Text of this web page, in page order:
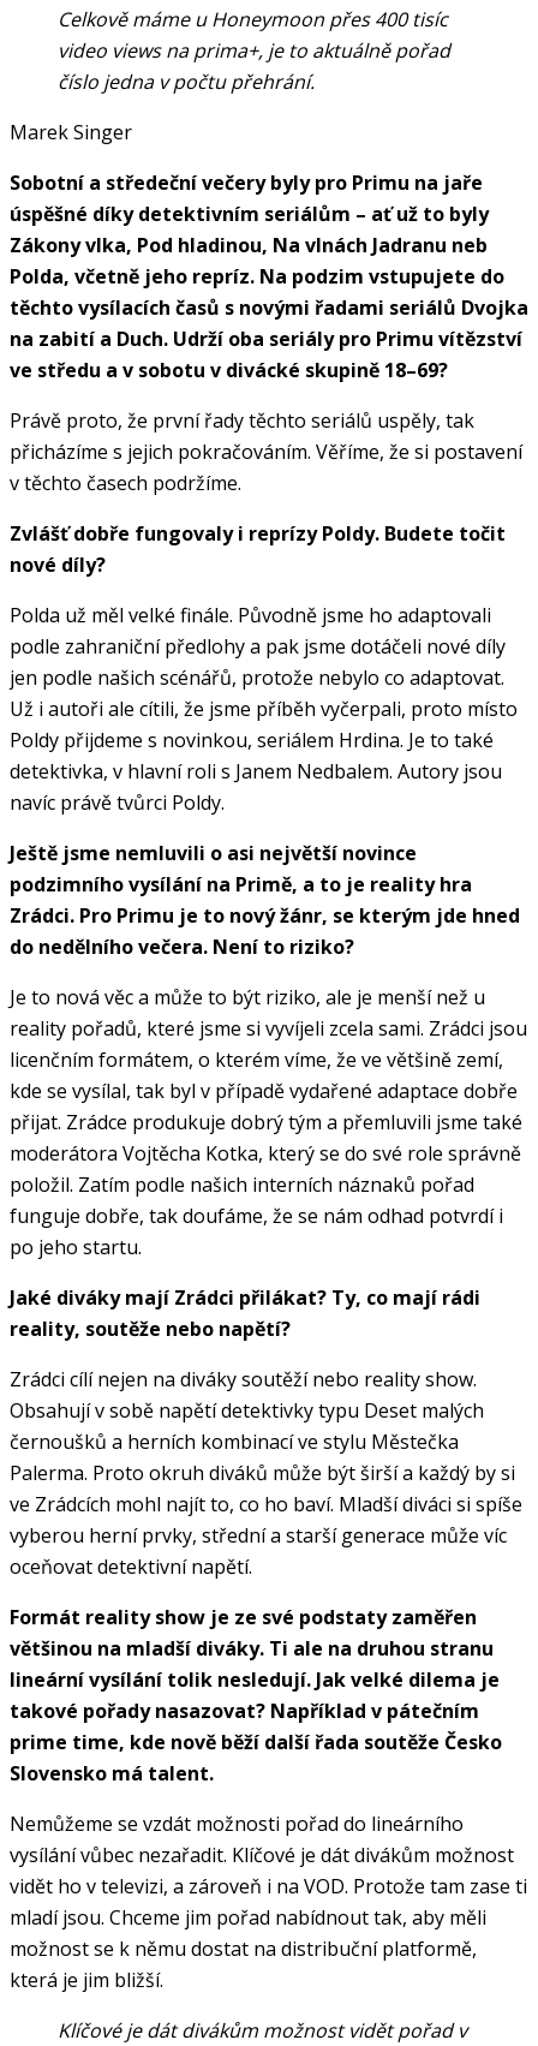
Celkově máme u Honeymoon přes 400 tisíc
video views na prima+, je to aktuálně pořad
číslo jedna v počtu přehrání.
Marek Singer
Sobotní a středeční večery byly pro Primu na jaře
úspěšné díky detektivním seriálům – ať už to byly
Zákony vlka, Pod hladinou, Na vlnách Jadranu neb
Polda, včetně jeho repríz. Na podzim vstupujete do
těchto vysílacích časů s novými řadami seriálů Dvojka
na zabití a Duch. Udrží oba seriály pro Primu vítězství
ve středu a v sobotu v divácké skupině 18–69?
Právě proto, že první řady těchto seriálů uspěly, tak
přicházíme s jejich pokračováním. Věříme, že si postavení
v těchto časech podržíme.
Zvlášť dobře fungovaly i reprízy Poldy. Budete točit
nové díly?
Polda už měl velké finále. Původně jsme ho adaptovali
podle zahraniční předlohy a pak jsme dotáčeli nové díly
jen podle našich scénářů, protože nebylo co adaptovat.
Už i autoři ale cítili, že jsme příběh vyčerpali, proto místo
Poldy přijdeme s novinkou, seriálem Hrdina. Je to také
detektivka, v hlavní roli s Janem Nedbalem. Autory jsou
navíc právě tvůrci Poldy.
Ještě jsme nemluvili o asi největší novince
podzimního vysílání na Primě, a to je reality hra
Zrádci. Pro Primu je to nový žánr, se kterým jde hned
do nedělního večera. Není to riziko?
Je to nová věc a může to být riziko, ale je menší než u
reality pořadů, které jsme si vyvíjeli zcela sami. Zrádci jsou
licenčním formátem, o kterém víme, že ve většině zemí,
kde se vysílal, tak byl v případě vydařené adaptace dobře
přijat. Zrádce produkuje dobrý tým a přemluvili jsme také
moderátora Vojtěcha Kotka, který se do své role správně
položil. Zatím podle našich interních náznaků pořad
funguje dobře, tak doufáme, že se nám odhad potvrdí i
po jeho startu.
Jaké diváky mají Zrádci přilákat? Ty, co mají rádi
reality, soutěže nebo napětí?
Zrádci cílí nejen na diváky soutěží nebo reality show.
Obsahují v sobě napětí detektivky typu Deset malých
černoušků a herních kombinací ve stylu Městečka
Palerma. Proto okruh diváků může být širší a každý by si
ve Zrádcích mohl najít to, co ho baví. Mladší diváci si spíše
vyberou herní prvky, střední a starší generace může víc
oceňovat detektivní napětí.
Formát reality show je ze své podstaty zaměřen
většinou na mladší diváky. Ti ale na druhou stranu
lineární vysílání tolik nesledují. Jak velké dilema je
takové pořady nasazovat? Například v pátečním
prime time, kde nově běží další řada soutěže Česko
Slovensko má talent.
Nemůžeme se vzdát možnosti pořad do lineárního
vysílání vůbec nezařadit. Klíčové je dát divákům možnost
vidět ho v televizi, a zároveň i na VOD. Protože tam zase ti
mladí jsou. Chceme jim pořad nabídnout tak, aby měli
možnost se k němu dostat na distribuční platformě,
která je jim bližší.
Klíčové je dát divákům možnost vidět pořad v